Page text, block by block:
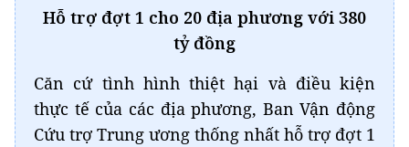
Hỗ trợ đợt 1 cho 20 địa phương với 380
tỷ đồng
Căn cứ tình hình thiệt hại và điều kiện
thực tế của các địa phương, Ban Vận động
Cứu trợ Trung ương thống nhất hỗ trợ đợt 1